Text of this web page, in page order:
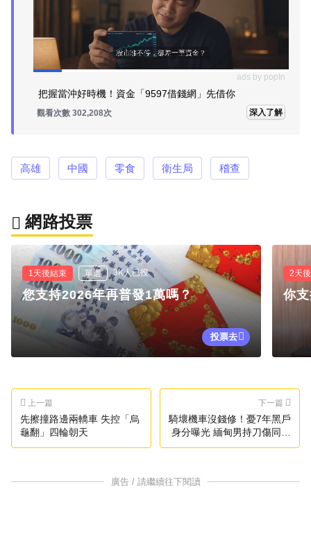
ads by popIn
把握當沖好時機！資金「9597借錢網」先借你
觀看次數 302,208次 深入了解
高雄 中國 零食 衛生局 稽查
網路投票
1天後結束 單選 3K人已投
您支持2026年再普發1萬嗎？
投票去
2天
你
上一篇
先擦撞路邊兩轎車 失控「烏
龜翻」四輪朝天
下一篇
騎壞機車沒錢修！憂7年黑戶
身分曝光 緬甸男持刀傷同鄉
室友
廣告 / 請繼續往下閱讀